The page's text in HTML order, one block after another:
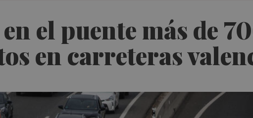
el puente más de
en carreteras